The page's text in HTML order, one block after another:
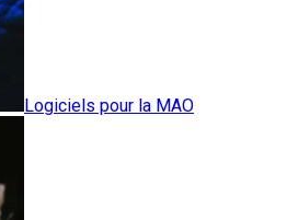
Logiciels pour la MAO